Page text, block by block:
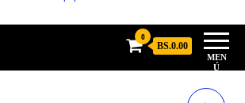
MEN
Ú
0
BS.0.00